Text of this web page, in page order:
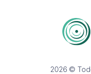
2026 ©